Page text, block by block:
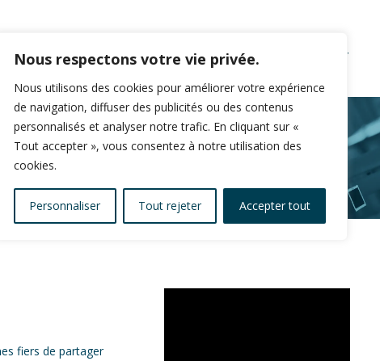
Nous respectons votre vie privée.
Nous utilisons des cookies pour améliorer votre expérience
de navigation, diffuser des publicités ou des contenus
personnalisés et analyser notre trafic. En cliquant sur «
Tout accepter », vous consentez à notre utilisation des
cookies.
Personnaliser Tout rejeter Accepter tout
SERVICES & OUTILS ENTREPRISE CONTACT
fiers de partager